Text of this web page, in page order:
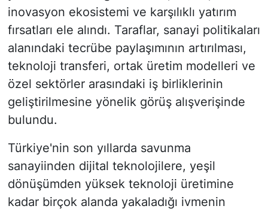
inovasyon ekosistemi ve karşılıklı yatırım
fırsatları ele alındı. Taraflar, sanayi politikaları
alanındaki tecrübe paylaşımının artırılması,
teknoloji transferi, ortak üretim modelleri ve
özel sektörler arasındaki iş birliklerinin
geliştirilmesine yönelik görüş alışverişinde
bulundu.
Türkiye'nin son yıllarda savunma
sanayiinden dijital teknolojilere, yeşil
dönüşümden yüksek teknoloji üretimine
kadar birçok alanda yakaladığı ivmenin